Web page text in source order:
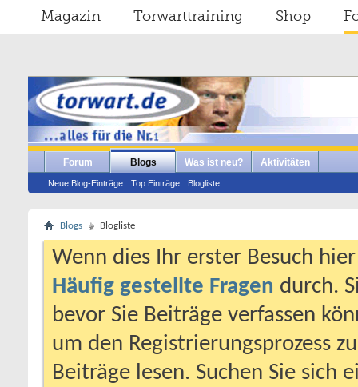
Magazin Torwarttraining Shop
Forum Blogs
Neue Blog-Einträge Top Einträge Blogliste
Was ist neu? Aktivitäten
Blogs Blogliste
Wenn dies Ihr erster Besuch
Häufig gestellte Fragen durch.
bevor Sie Beiträge verfassen
um den Registrierungsprozess
Beiträge lesen. Suchen Sie sich